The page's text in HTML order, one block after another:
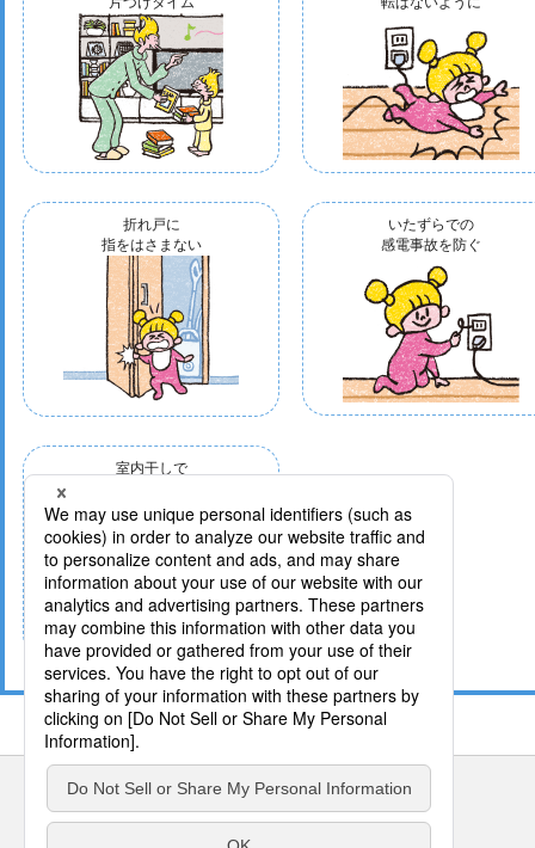
折れ戸に
指をはさまない
いたずらでの
感電事故を防ぐ
室内干しで
サイトのご利用にあたって
クッキーポリシー
個人情報保護方針
パナソニック ホールディングス
Area/Country